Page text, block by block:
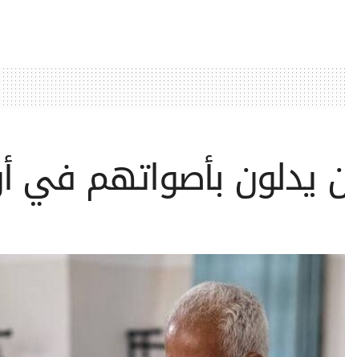
يدلون بأصواتهم في